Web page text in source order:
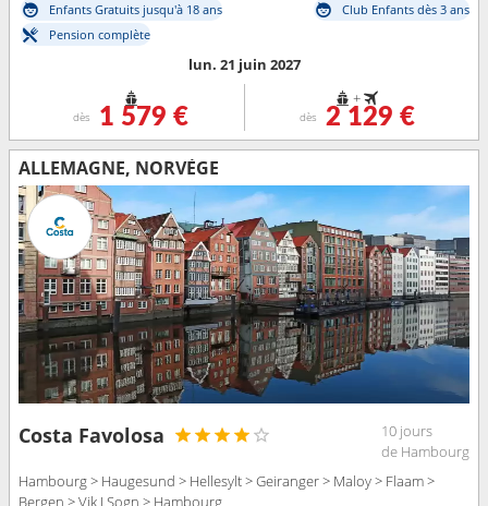
Enfants Gratuits jusqu'à 18 ans
Club Enfants dès 3 ans
Pension complète
lun. 21 juin 2027
dès 1 579 €
+
dès 2 129 €
ALLEMAGNE, NORVÈGE
Costa Favolosa
10 jours
de Hambourg
Hambourg > Haugesund > Hellesylt > Geiranger > Maloy > Flaam >
Bergen > Vik I Sogn > Hambourg